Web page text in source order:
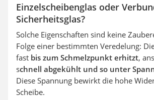
Einzelscheibenglas oder
Sicherheitsglas?
Solche Eigenschaften sind keine
Folge einer bestimmten Veredelung:
fast bis zum Schmelzpunkt erhitzt,
schnell abgekühlt und so unter
Diese Spannung bewirkt die hohe
Scheibe.